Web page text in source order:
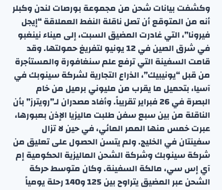
وكشفت بيانات شحن من مجموعة بورصات لندن وكبلر
أنه من المتوقع أن تصل ناقلة النفط العملاقة “إيجل
فيرونا”، التي غادرت المضيق السبت، إلى ميناء نينغبو
في شرق الصين في 12 يونيو لتفريغ حمولتها. وقد
قامت السفينة التي ترفع علم سنغافورة والمستأجرة
من قبل “يونيبيك”، الذراع التجارية لشركة سينوبك في
آسيا، بتحميل ما يقرب من مليوني برميل من خام
البصرة في 26 فبراير تقريباً. وأفاد مصدران لـ”رويترز” بأن
الناقلة من بين سبع سفن طلبت ماليزيا الإذن بعبورها،
عبرت خمس منها الممر المائي، في حين لا تزال
سفينتان في الخليج. ولم يتسن الحصول على تعليق من
شركة سينوبك وشركة الشحن الماليزية الحكومية إم
آي إس سي، مالكة السفينة. وكان متوسط حركة
الشحن عبر المضيق يتراوح بين 125 و140 رحلة يومياً